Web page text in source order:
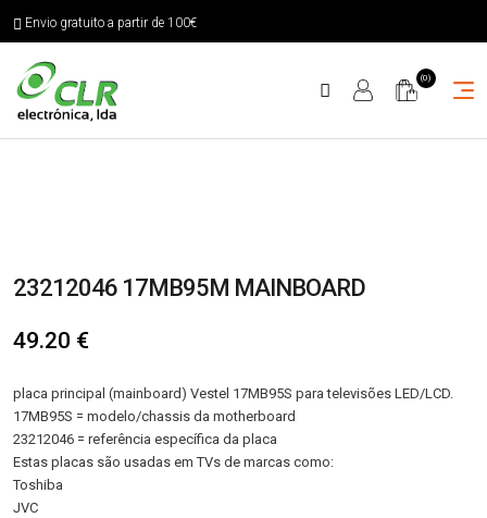
Envio gratuito a partir de 100€
(0)
23212046 17MB95M MAINBOARD
49.20 €
placa principal (mainboard) Vestel 17MB95S para televisões LED/LCD.
17MB95S = modelo/chassis da motherboard
23212046 = referência específica da placa
Estas placas são usadas em TVs de marcas como:
Toshiba
JVC